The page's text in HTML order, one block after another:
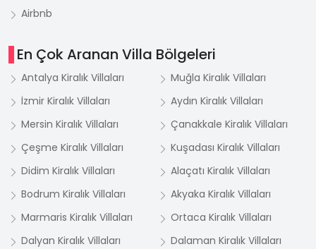
Airbnb
En Çok Aranan Villa Bölgeleri
Antalya Kiralık Villaları
Muğla Kiralık Villaları
İzmir Kiralık Villaları
Aydın Kiralık Villaları
Mersin Kiralık Villaları
Çanakkale Kiralık Villaları
Çeşme Kiralık Villaları
Kuşadası Kiralık Villaları
Didim Kiralık Villaları
Alaçatı Kiralık Villaları
Bodrum Kiralık Villaları
Akyaka Kiralık Villaları
Marmaris Kiralık Villaları
Ortaca Kiralık Villaları
Dalyan Kiralık Villaları
Dalaman Kiralık Villaları